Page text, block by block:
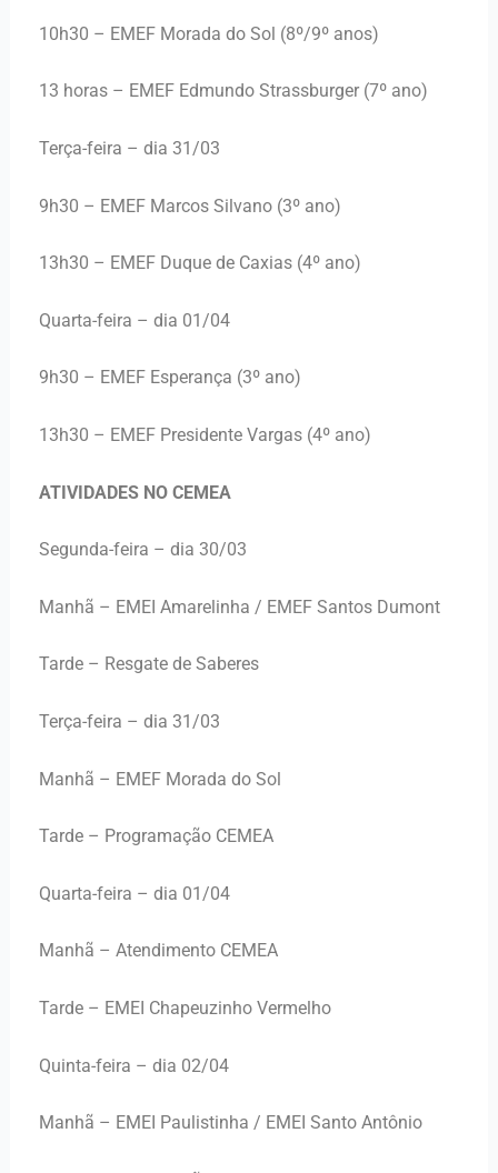
10h30 – EMEF Morada do Sol (8º/9º anos)
13 horas – EMEF Edmundo Strassburger (7º ano)
Terça-feira – dia 31/03
9h30 – EMEF Marcos Silvano (3º ano)
13h30 – EMEF Duque de Caxias (4º ano)
Quarta-feira – dia 01/04
9h30 – EMEF Esperança (3º ano)
13h30 – EMEF Presidente Vargas (4º ano)
ATIVIDADES NO CEMEA
Segunda-feira – dia 30/03
Manhã – EMEI Amarelinha / EMEF Santos Dumont
Tarde – Resgate de Saberes
Terça-feira – dia 31/03
Manhã – EMEF Morada do Sol
Tarde – Programação CEMEA
Quarta-feira – dia 01/04
Manhã – Atendimento CEMEA
Tarde – EMEI Chapeuzinho Vermelho
Quinta-feira – dia 02/04
Manhã – EMEI Paulistinha / EMEI Santo Antônio